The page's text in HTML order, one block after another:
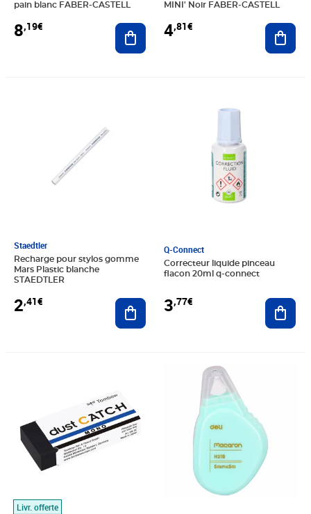
pain blanc FABER-CASTELL
8,19€ Ajouter au panier
MINI' Noir FABER-CASTELL
4,81€
Staedtler
Recharge pour stylos gomme
Mars Plastic blanche
STAEDTLER
2,41€ Ajouter au panier
Q-Connect
Correcteur liquide pinceau
flacon 20ml q-connect
3,77€
Livr. offerte
Prix 2,18€